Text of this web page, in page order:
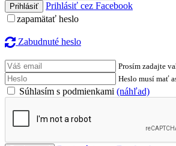
Prihlásiť cez Facebook
zapamätať heslo
Zabudnuté heslo
Prosím zadajte
Heslo musí mať
Súhlasím s podmienkami (náhľad)